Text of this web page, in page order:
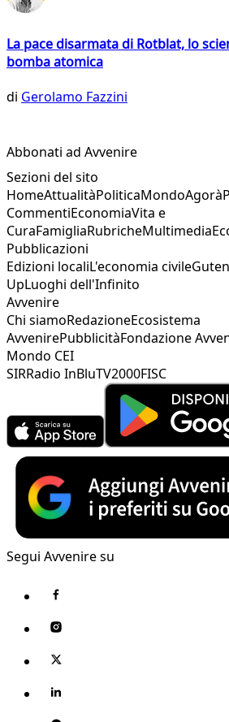
La pace disarmata di Rotblat, lo
bomba atomica
di Gerolamo Fazzini
Abbonati ad Avvenire
Sezioni del sito
HomeAttualitàPoliticaMondoAgorà
CommentiEconomiaVita e
CuraFamigliaRubricheMultimedia
Pubblicazioni
Edizioni localiL'economia civile
UpLuoghi dell'Infinito
Avvenire
Chi siamoRedazioneEcosistema
AvvenirePubblicitàFondazione
Mondo CEI
SIRRadio InBluTV2000FISC
Segui Avvenire su